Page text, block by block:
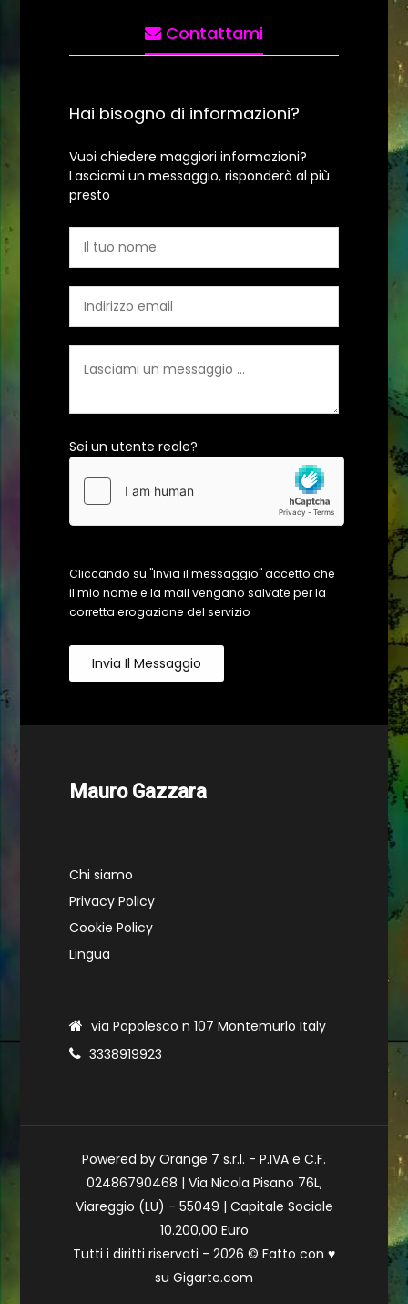
Contattami
Hai bisogno di informazioni?
Vuoi chiedere maggiori informazioni?
Lasciami un messaggio, risponderò al più
presto
Sei un utente reale?
Cliccando su "Invia il messaggio" accetto che
il mio nome e la mail vengano salvate per la
corretta erogazione del servizio
Invia Il Messaggio
Mauro Gazzara
Chi siamo
Privacy Policy
Cookie Policy
Lingua
via Popolesco n 107 Montemurlo Italy
3338919923
Powered by Orange 7 s.r.l. - P.IVA e C.F.
02486790468 | Via Nicola Pisano 76L,
Viareggio (LU) - 55049 | Capitale Sociale
10.200,00 Euro
Tutti i diritti riservati - 2026 © Fatto con ♥
su Gigarte.com